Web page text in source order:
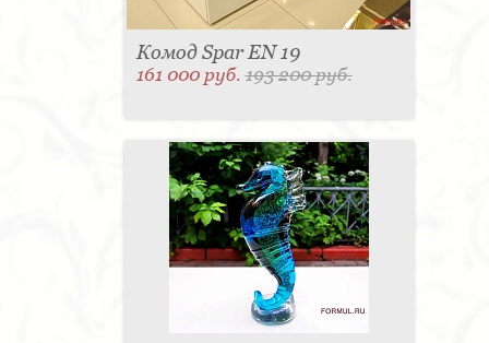
Комод Spar EN 19
161 000 руб.193 200 руб.